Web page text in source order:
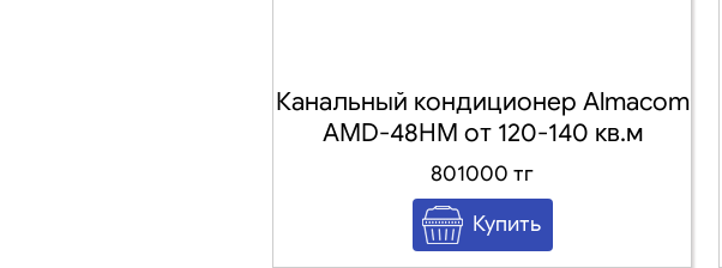
Канальный кондиционер Almacom
AMD-48HM от 120-140 кв.м
801000 тг